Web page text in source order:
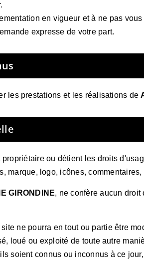
.
en vigueur et à ne pas
expresse de votre part.
les prestations et les réalisations de
propriétaire ou détient les droits
marque, logo, icônes,
GIRONDINE, ne confère aucun
ne pourra en tout ou partie être
loué ou exploité de toute autre
soient connus ou inconnus à ce